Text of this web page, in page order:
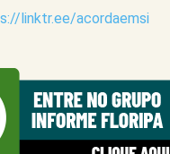
linktr.ee/acordaemsi